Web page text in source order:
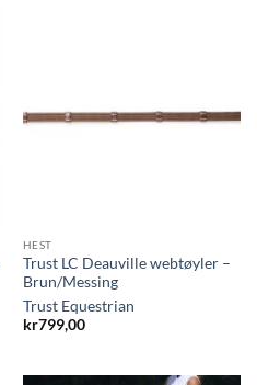
HEST
Trust LC Deauville webtøyler –
Brun/Messing
Trust Equestrian
kr799,00